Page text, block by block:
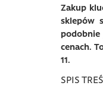
Zakup
sklepów
cenach.
11.
SPIS